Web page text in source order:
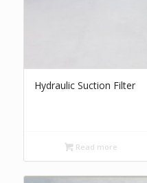
Hydraulic Suction Filter
Read more